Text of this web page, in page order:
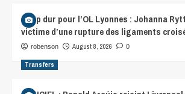
Coup dur pour l’OL Lyonnes : Johanna
victime d’une rupture des ligaments
robenson August 8, 2026 0
Transfers